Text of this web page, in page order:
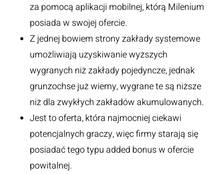
za pomocą aplikacji mobilnej, którą Milenium
posiada w swojej ofercie.
Z jednej bowiem strony zakłady systemowe
umożliwiają uzyskiwanie wyższych
wygranych niż zakłady pojedyncze, jednak
grunzochse już wiemy, wygrane te są niższe
niż dla zwykłych zakładów akumulowanych.
Jest to oferta, która najmocniej ciekawi
potencjalnych graczy, więc firmy starają się
posiadać tego typu added bonus w ofercie
powitalnej.